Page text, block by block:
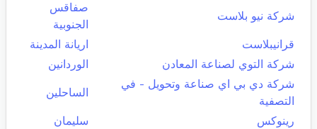
شركة نيو بلاست
صفاقس
الجنوبية
قرانيبلاست
اريانة المدينة
شركة التوي لصناعة المعادن
الوردانين
شركة دي بي اي صناعة وتحويل - في
التصفية
الساحلين
رينوكس سليمان